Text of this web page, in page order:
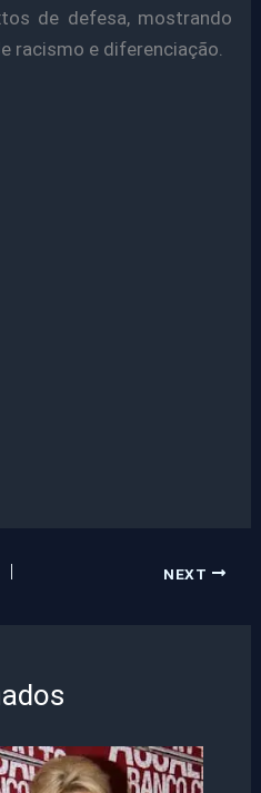
de defesa, mostrando
racismo e diferenciação.
NEXT